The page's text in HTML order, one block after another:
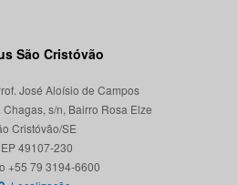
São Cristóvão
José Aloísio de Campos
s/n, Bairro Rosa Elze
Cristóvão/SE
49107-230